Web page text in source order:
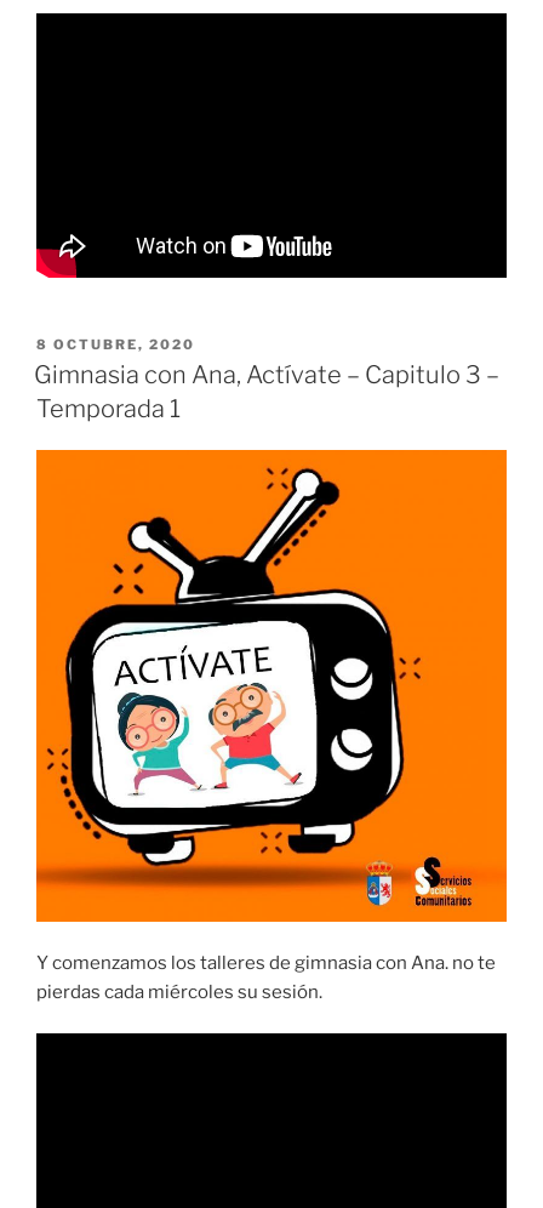
PUBLICADO
EL
8 OCTUBRE, 2020
Gimnasia con Ana, Actívate – Capitulo 3 –
Temporada 1
Y comenzamos los talleres de gimnasia con Ana. no te
pierdas cada miércoles su sesión.